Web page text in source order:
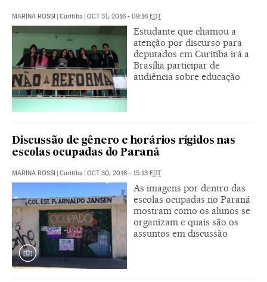
MARINA ROSSI | Curitiba | OCT 31, 2016 - 09:16 EDT
Estudante que chamou a
atenção por discurso para
deputados em Curitiba irá a
Brasília participar de
audiência sobre educação
Discussão de gênero e horários rígidos nas
escolas ocupadas do Paraná
MARINA ROSSI | Curitiba | OCT 30, 2016 - 15:13 EDT
As imagens por dentro das
escolas ocupadas no Paraná
mostram como os alunos se
organizam e quais são os
assuntos em discussão